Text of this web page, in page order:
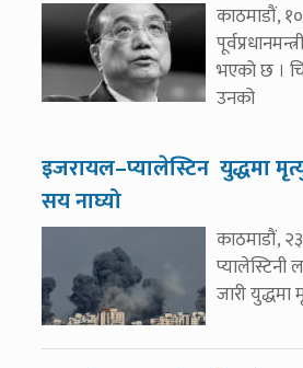
काठमाडौं,
भएको छ ।
उनको
इजरायल–प्यालेस्टिन युद्धमा
सय नाघ्यो
काठमाडौं,
जारी